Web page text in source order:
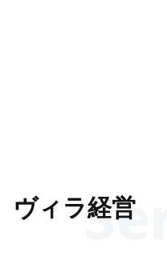
Se
ヴィラ経営
8 Lantern